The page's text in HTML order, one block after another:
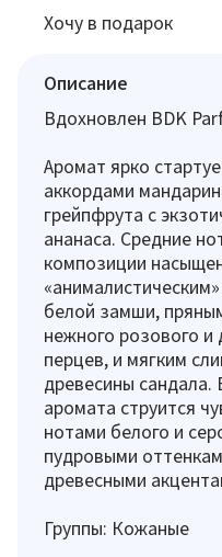
Хочу в подарок
Описание
Вдохновлен BDK
Аромат ярко
аккордами
грейпфрута с
ананаса. Средние
композиции
белой замши,
нежного розового и
перцев, и мягким
древесины
аромата струится
нотами белого и
пудровыми
древесными
Группы: Кожаные